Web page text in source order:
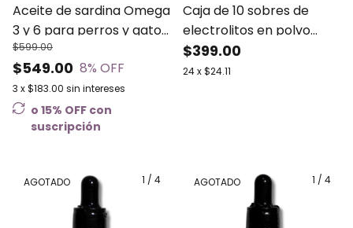
Aceite de sardina Omega
3 y 6 para perros y gatos
MUTT 500 ml
$549.00
$599.00
8% OFF
3 x$183.00 sin intereses
o 15% OFF con
suscripción
Caja de 10 sobres de
electrolitos en polvo
para perros
$399.00
24x$24.11
1 / 4
AGOTADO 1 / 4
AGOTADO